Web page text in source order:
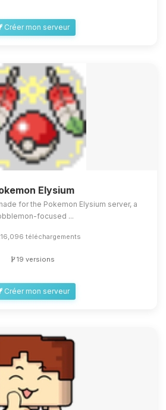
Créer mon serveur
Elysium
for the Pokemon Elysium server, a
focused ...
téléchargements
19 versions
Créer mon serveur